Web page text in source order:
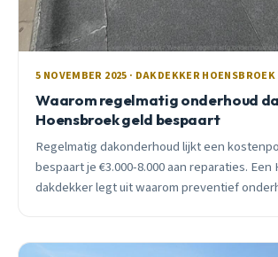
5 NOVEMBER 2025 · DAKDEKKER HOENSBROEK
Waarom regelmatig onderhoud
Hoensbroek geld bespaart
Regelmatig dakonderhoud lijkt een
bespaart je €3.000-8.000 aan reparaties.
dakdekker legt uit waarom preventief